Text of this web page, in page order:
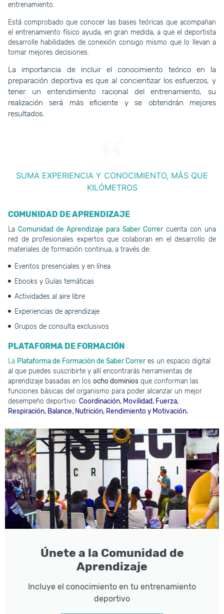
entrenamiento.
Está comprobado que conocer las bases teóricas que acompañan
el entrenamiento físico ayuda, en gran medida, a que el deportista
desarrolle habilidades de conexión consigo mismo que lo llevan a
tomar mejores decisiones.
La importancia de incluir el conocimiento teórico en la
preparación deportiva es que al concientizar los esfuerzos, y
tener un entendimiento racional del entrenamiento, su
realización será más eficiente y se obtendrán mejores
resultados.
SUMA EXPERIENCIA Y CONOCIMIENTO, MÁS QUE
KILÓMETROS
COMUNIDAD DE APRENDIZAJE
LaComunidad de Aprendizaje para Saber Corrercuenta con una
red de profesionales expertos que colaboran en el desarrollo de
materiales de formación continua, a través de:
Eventos presenciales y en línea
Ebooks y Guías temáticas
Actividades al aire libre
Experiencias de aprendizaje
Grupos de consulta exclusivos
PLATAFORMA DE FORMACIÓN
La Plataforma de Formación de Saber Correr es un espacio digital
al que puedes suscribirte y allí encontrarás herramientas de
aprendizaje basadas en los ocho dominios que conforman las
funciones básicas del organismo para poder alcanzar un mejor
desempeño deportivo: Coordinación, Movilidad, Fuerza,
Respiración, Balance, Nutrición, Rendimiento y Motivación.
Únete a la Comunidad de
Aprendizaje
Incluye el conocimiento en tu entrenamiento
deportivo